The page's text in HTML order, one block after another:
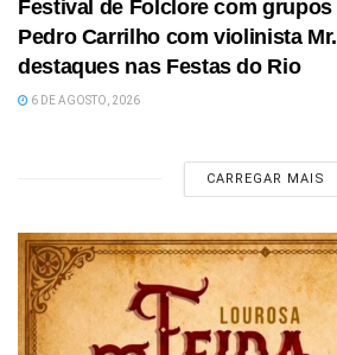
Festival de Folclore com
Pedro Carrilho com violinista
destaques nas Festas do Rio
6 DE AGOSTO, 2026
CARREGAR MAIS